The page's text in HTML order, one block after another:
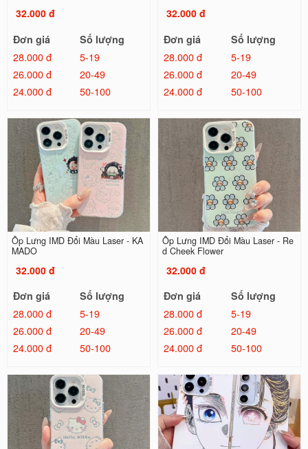
32.000 đ
Đơn giá
Số lượng
28.000 đ
5-19
26.000 đ
20-49
24.000 đ
50-100
32.000 đ
Đơn giá
Số lượng
28.000 đ
5-19
26.000 đ
20-49
24.000 đ
50-100
Ốp Lưng IMD Đổi Màu Laser - KA
MADO
32.000 đ
Đơn giá
Số lượng
28.000 đ
5-19
26.000 đ
20-49
24.000 đ
50-100
Ốp Lưng IMD Đổi Màu Laser - Re
d Cheek Flower
32.000 đ
Đơn giá
Số lượng
28.000 đ
5-19
26.000 đ
20-49
24.000 đ
50-100